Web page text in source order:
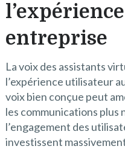
entreprise
La voix des assistants
l’expérience utilisateur
voix bien conçue peut
les communications
l’engagement des
investissent